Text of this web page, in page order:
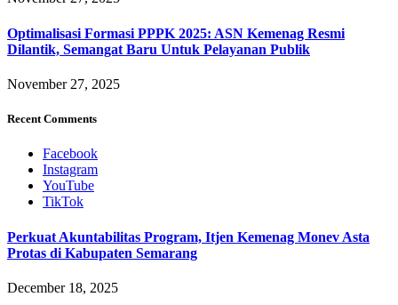
Optimalisasi Formasi PPPK 2025: ASN Kemenag Resmi
Dilantik, Semangat Baru Untuk Pelayanan Publik
November 27, 2025
Recent Comments
Facebook
Instagram
YouTube
TikTok
Perkuat Akuntabilitas Program, Itjen Kemenag Monev Asta
Protas di Kabupaten Semarang
December 18, 2025